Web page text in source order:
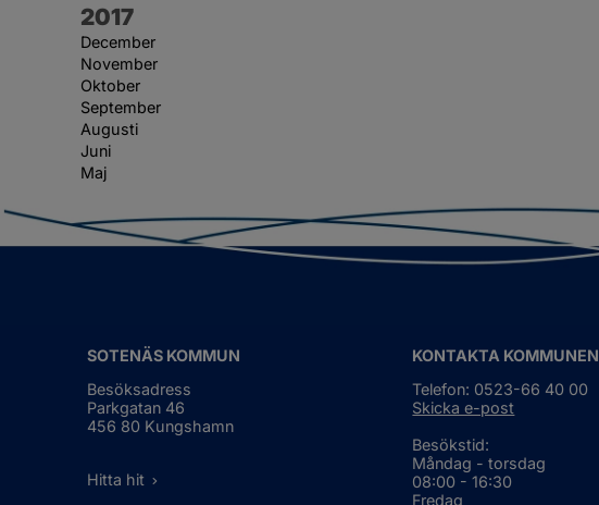
År:
2017
December
November
Oktober
September
Augusti
Juni
Maj
SOTENÄS KOMMUN
Besöksadress
Parkgatan 46
456 80 Kungshamn
Hitta hit
KONTAKTA KOMMUNEN
Telefon: 0523-66 40 00
Skicka e-post
Besökstid:
Måndag - torsdag
08:00 - 16:30
Fredag